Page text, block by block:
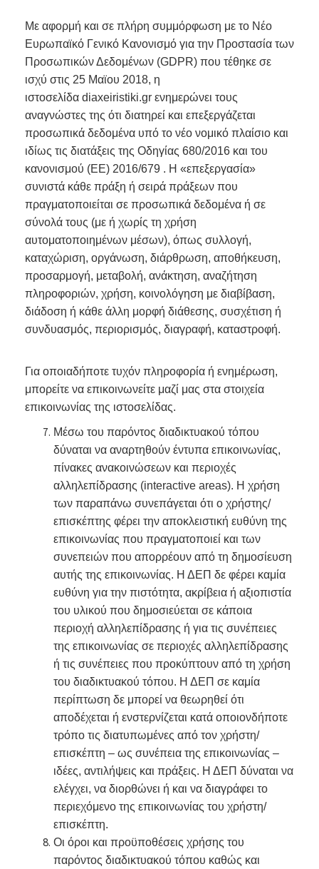
Με αφορμή και σε πλήρη συμμόρφωση με το Νέο
Ευρωπαϊκό Γενικό Κανονισμό για την Προστασία των
Προσωπικών Δεδομένων (GDPR) που τέθηκε σε
ισχύ στις 25 Μαϊου 2018, η
ιστοσελίδα diaxeiristiki.gr ενημερώνει τους
αναγνώστες της ότι διατηρεί και επεξεργάζεται
προσωπικά δεδομένα υπό το νέο νομικό πλαίσιο και
ιδίως τις διατάξεις της Οδηγίας 680/2016 και του
κανονισμού (ΕΕ) 2016/679 . Η «επεξεργασία»
συνιστά κάθε πράξη ή σειρά πράξεων που
πραγματοποιείται σε προσωπικά δεδομένα ή σε
σύνολά τους (με ή χωρίς τη χρήση
αυτοματοποιημένων μέσων), όπως συλλογή,
καταχώριση, οργάνωση, διάρθρωση, αποθήκευση,
προσαρμογή, μεταβολή, ανάκτηση, αναζήτηση
πληροφοριών, χρήση, κοινολόγηση με διαβίβαση,
διάδοση ή κάθε άλλη μορφή διάθεσης, συσχέτιση ή
συνδυασμός, περιορισμός, διαγραφή, καταστροφή.
Για οποιαδήποτε τυχόν πληροφορία ή ενημέρωση,
μπορείτε να επικοινωνείτε μαζί μας στα στοιχεία
επικοινωνίας της ιστοσελίδας.
Μέσω του παρόντος διαδικτυακού τόπου
δύναται να αναρτηθούν έντυπα επικοινωνίας,
πίνακες ανακοινώσεων και περιοχές
αλληλεπίδρασης (interactive areas). Η χρήση
των παραπάνω συνεπάγεται ότι ο χρήστης/
επισκέπτης φέρει την αποκλειστική ευθύνη της
επικοινωνίας που πραγματοποιεί και των
συνεπειών που απορρέουν από τη δημοσίευση
αυτής της επικοινωνίας. Η ΔΕΠ δε φέρει καμία
ευθύνη για την πιστότητα, ακρίβεια ή αξιοπιστία
του υλικού που δημοσιεύεται σε κάποια
περιοχή αλληλεπίδρασης ή για τις συνέπειες
της επικοινωνίας σε περιοχές αλληλεπίδρασης
ή τις συνέπειες που προκύπτουν από τη χρήση
του διαδικτυακού τόπου. Η ΔΕΠ σε καμία
περίπτωση δε μπορεί να θεωρηθεί ότι
αποδέχεται ή ενστερνίζεται κατά οποιονδήποτε
τρόπο τις διατυπωμένες από τον χρήστη/
επισκέπτη – ως συνέπεια της επικοινωνίας –
ιδέες, αντιλήψεις και πράξεις. Η ΔΕΠ δύναται να
ελέγχει, να διορθώνει ή και να διαγράφει το
περιεχόμενο της επικοινωνίας του χρήστη/
επισκέπτη.
Οι όροι και προϋποθέσεις χρήσης του
παρόντος διαδικτυακού τόπου καθώς και